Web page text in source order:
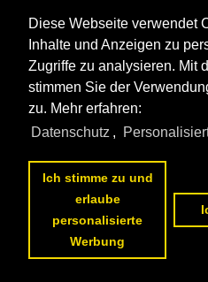
Diese Webseite verwendet
Inhalte und Anzeigen zu
Zugriffe zu analysieren. Mit
stimmen Sie der
zu. Mehr erfahren:
Datenschutz ,
Ich stimme zu und
erlaube
personalisierte
Werbung